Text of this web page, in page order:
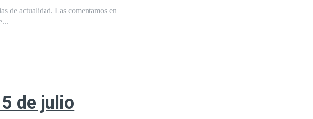
de actualidad. Las comentamos en
de julio